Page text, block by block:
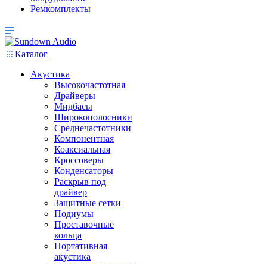
Ремкомплекты
Каталог
Акустика
Высокочастотная
Драйверы
Мидбасы
Широкополосники
Среднечастотники
Компонентная
Коаксиальная
Кроссоверы
Конденсаторы
Раскрыв под
драйвер
Защитные сетки
Подиумы
Проставочные
кольца
Портативная
акустика